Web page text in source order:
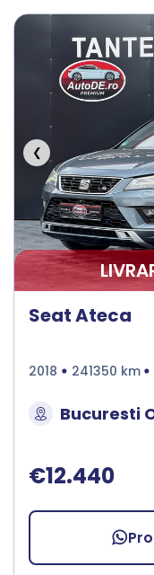
❮
Seat Ateca
2018 241350 km
Bucuresti
€12.440